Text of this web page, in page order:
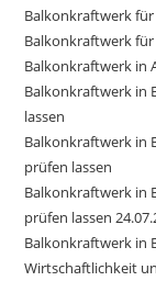
Balkonkraftwerk
Balkonkraftwerk
Balkonkraftwerk in
Balkonkraftwerk in
lassen
Balkonkraftwerk in
prüfen lassen
Balkonkraftwerk in
prüfen lassen
Balkonkraftwerk in
Wirtschaftlichkeit